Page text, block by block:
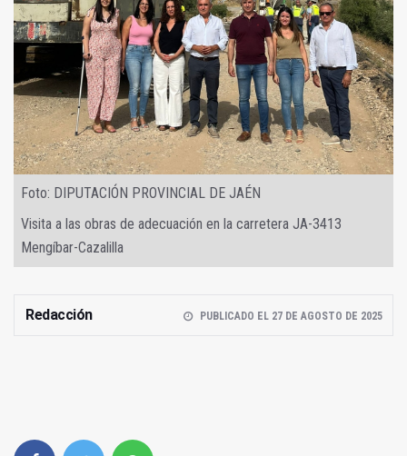
Foto: DIPUTACIÓN PROVINCIAL DE JAÉN
Visita a las obras de adecuación en la carretera JA-3413
Mengíbar-Cazalilla
Redacción PUBLICADO EL 27 DE AGOSTO DE 2025